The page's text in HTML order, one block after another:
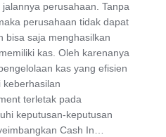
perusahaan. Tanpa
perusahaan tidak dapat
bisa saja menghasilkan
kas. Oleh karenanya
kas yang efisien
keberhasilan
terletak pada
keputusan-keputusan
Cash In…